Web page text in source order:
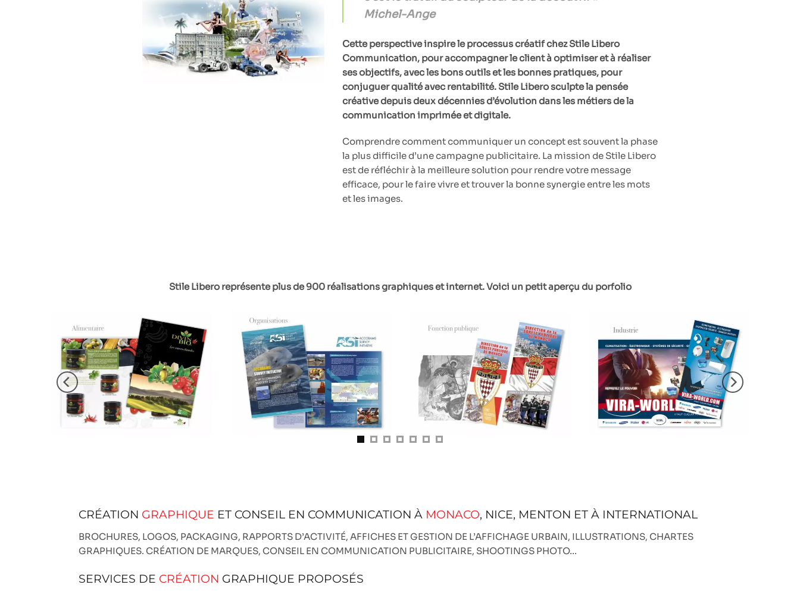
Michel-Ange
Cette perspective inspire le processus créatif chez Stile Libero
Communication, pour accompagner le client à optimiser et à réaliser
ses objectifs, avec les bons outils et les bonnes pratiques, pour
conjuguer qualité avec rentabilité. Stile Libero sculpte la pensée
créative depuis deux décennies d’évolution dans les métiers de la
communication imprimée et digitale.
Comprendre comment communiquer un concept est souvent la phase
la plus difficile d’une campagne publicitaire. La mission de Stile Libero
est de réfléchir à la meilleure solution pour rendre votre message
efficace, pour le faire vivre et trouver la bonne synergie entre les mots
et les images.
Stile Libero représente plus de 900 réalisations graphiques et internet. Voici un petit aperçu du porfolio
CRÉATION GRAPHIQUE ET CONSEIL EN COMMUNICATION À MONACO, NICE, MENTON ET À INTERNATIONAL
BROCHURES, LOGOS, PACKAGING, RAPPORTS D’ACTIVITÉ, AFFICHES ET GESTION DE L’AFFICHAGE URBAIN, ILLUSTRATIONS, CHARTES
GRAPHIQUES. CRÉATION DE MARQUES, CONSEIL EN COMMUNICATION PUBLICITAIRE, SHOOTINGS PHOTO…
SERVICES DE CRÉATION GRAPHIQUE PROPOSÉS